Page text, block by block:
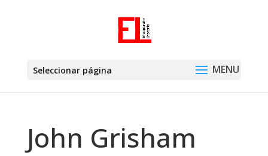
Seleccionar página
John Grisham